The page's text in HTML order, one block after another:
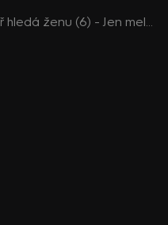
Farmář hledá ženu (6) - Jen mele hubou